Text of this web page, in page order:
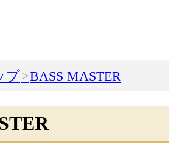
プ BASS MASTER